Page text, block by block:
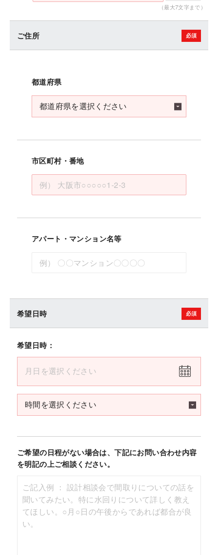
（最大7文字まで）
ご住所
都道府県
市区町村・番地
アパート・マンション名等
希望日時
希望日時：
ご希望の日程がない場合は、下記にお問い合わせ内容
を明記の上ご相談ください。